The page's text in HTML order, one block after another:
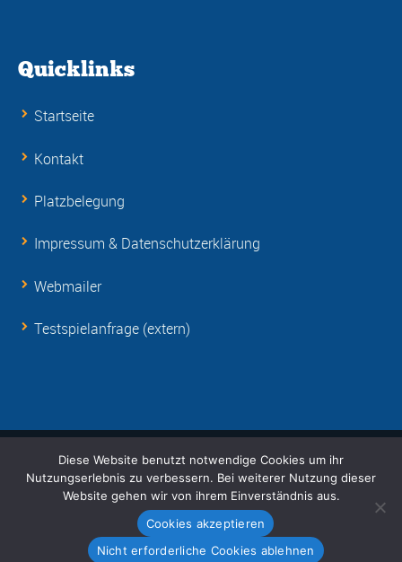
Quicklinks
Startseite
Kontakt
Platzbelegung
Impressum & Datenschutzerklärung
Webmailer
Testspielanfrage (extern)
© Copyright 2001-
2026 RSV Eintracht 1949 e.V.
Unterstützt von Auszubildenden der T-Systems
Diese Website benutzt notwendige Cookies um ihr
Nutzungserlebnis zu verbessern. Bei weiterer Nutzung dieser
Website gehen wir von ihrem Einverständnis aus.
Cookies akzeptieren
Nicht erforderliche Cookies ablehnen